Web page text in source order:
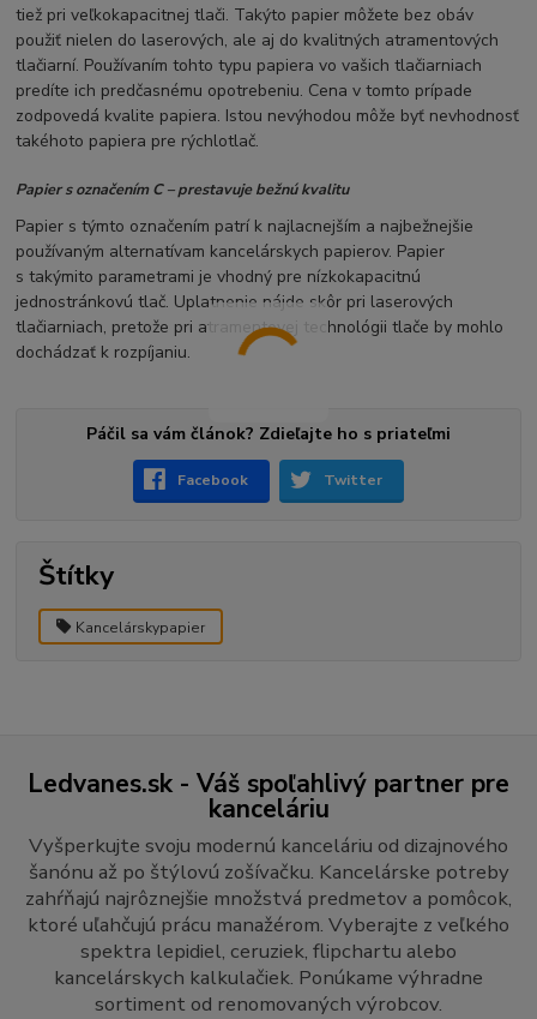
tiež pri veľkokapacitnej tlači. Takýto papier môžete bez obáv
použiť nielen do laserových, ale aj do kvalitných atramentových
tlačiarní. Používaním tohto typu papiera vo vašich tlačiarniach
predíte ich predčasnému opotrebeniu. Cena v tomto prípade
zodpovedá kvalite papiera. Istou nevýhodou môže byť nevhodnosť
takéhoto papiera pre rýchlotlač.
Papier s označením C – prestavuje bežnú kvalitu
Papier s týmto označením patrí k najlacnejším a najbežnejšie
používaným alternatívam kancelárskych papierov. Papier
s takýmito parametrami je vhodný pre nízkokapacitnú
jednostránkovú tlač. Uplatnenie nájde skôr pri laserových
tlačiarniach, pretože pri atramentovej technológii tlače by mohlo
dochádzať k rozpíjaniu.
Páčil sa vám článok? Zdieľajte ho s priateľmi
Facebook Twitter
Štítky
Kancelárskypapier
Ledvanes.sk - Váš spoľahlivý partner pre
kanceláriu
Vyšperkujte svoju modernú kanceláriu od dizajnového
šanónu až po štýlovú zošívačku. Kancelárske potreby
zahŕňajú najrôznejšie množstvá predmetov a pomôcok,
ktoré uľahčujú prácu manažérom. Vyberajte z veľkého
spektra lepidiel, ceruziek, flipchartu alebo
kancelárskych kalkulačiek. Ponúkame výhradne
sortiment od renomovaných výrobcov.